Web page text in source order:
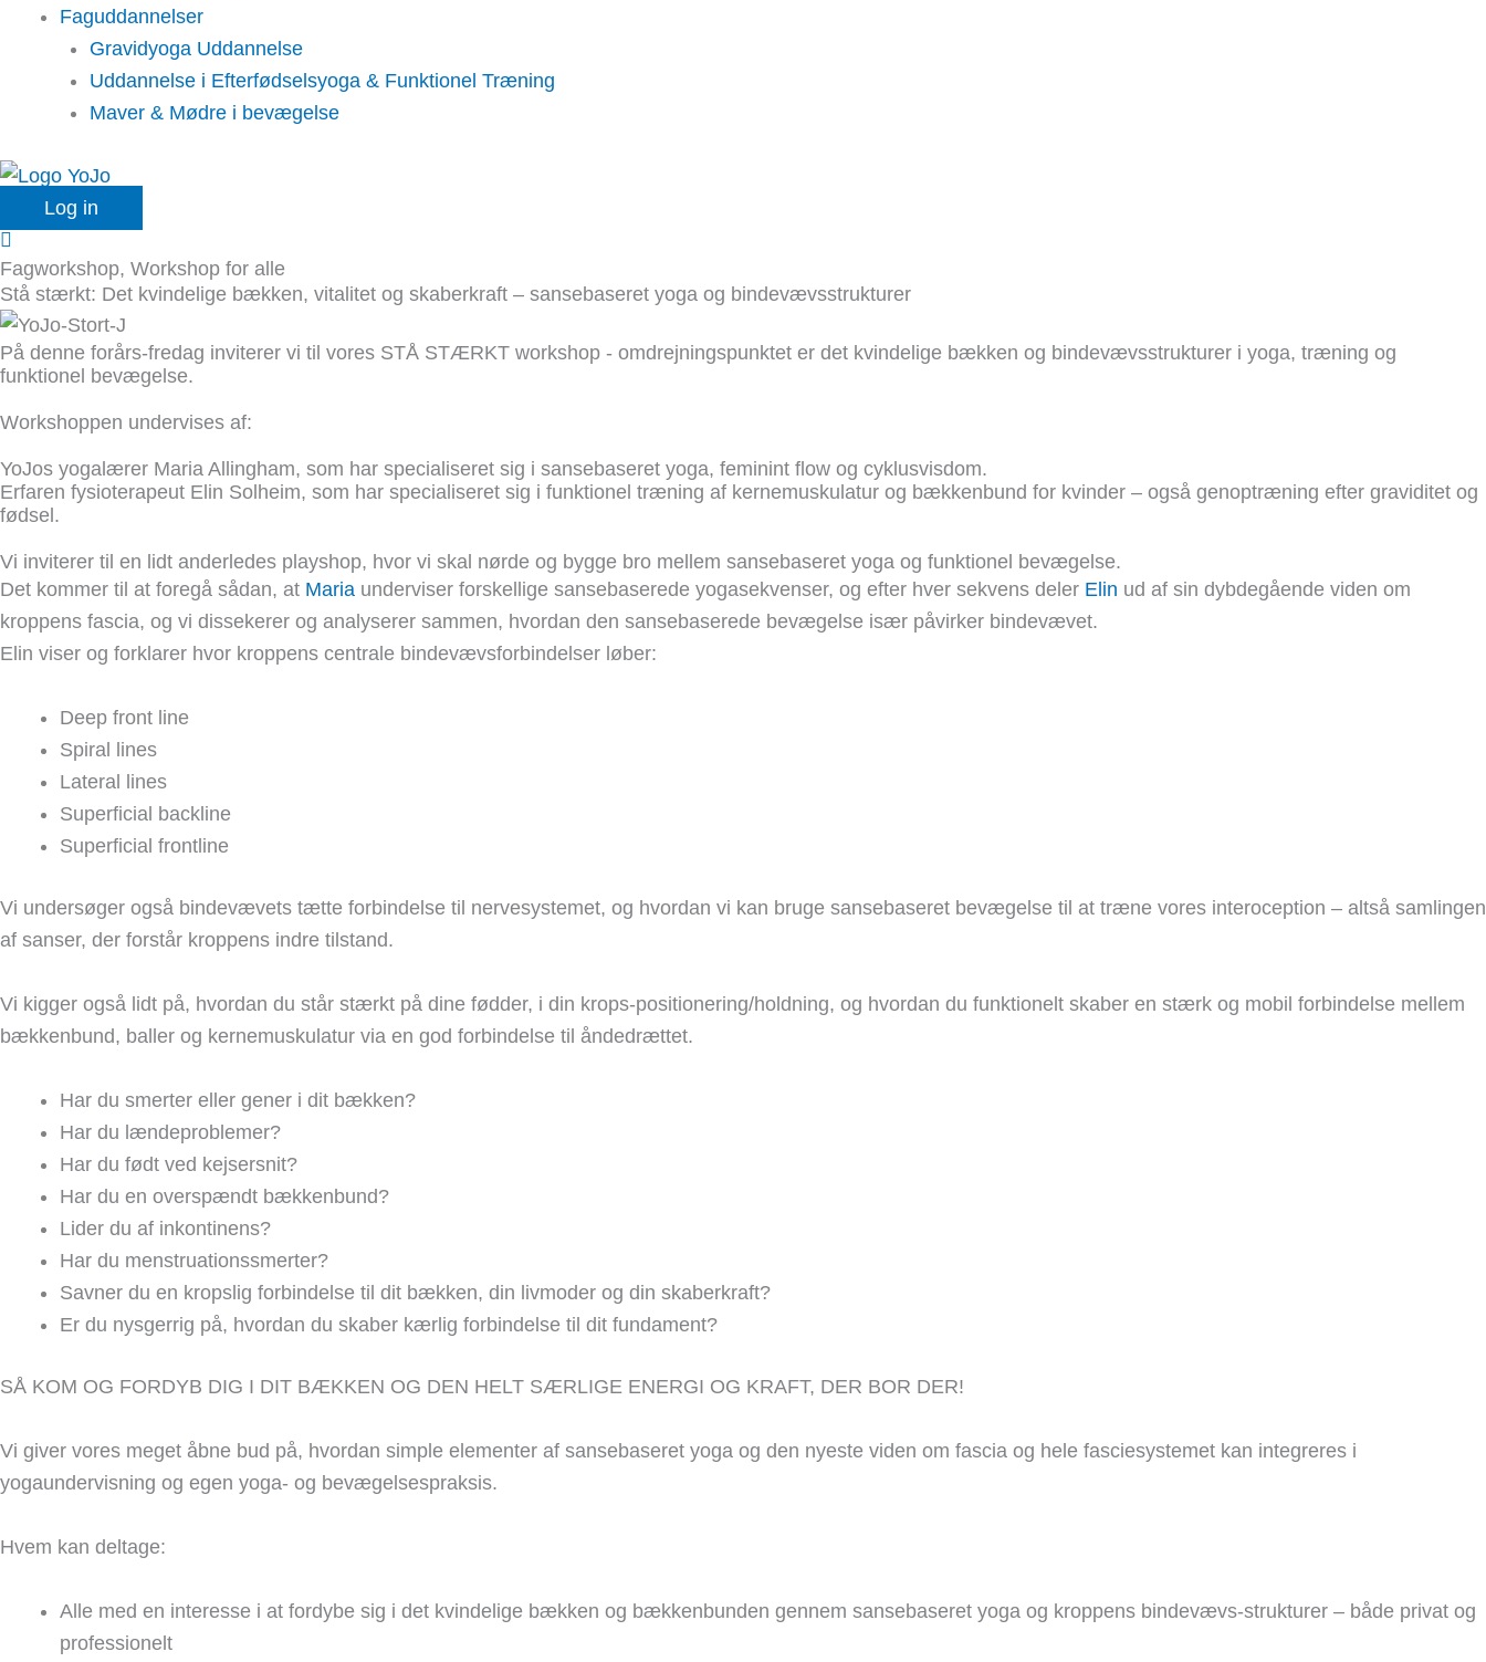
Faguddannelser
Gravidyoga Uddannelse
Uddannelse i Efterfødselsyoga & Funktionel Træning
Maver & Mødre i bevægelse
Log in
Fagworkshop, Workshop for alle
Stå stærkt: Det kvindelige bækken, vitalitet og skaberkraft – sansebaseret yoga og bindevævsstrukturer
På denne forårs-fredag inviterer vi til vores STÅ STÆRKT workshop - omdrejningspunktet er det kvindelige bækken og bindevævsstrukturer i yoga, træning og
funktionel bevægelse.
Workshoppen undervises af:
YoJos yogalærer Maria Allingham, som har specialiseret sig i sansebaseret yoga, feminint flow og cyklusvisdom.
Erfaren fysioterapeut Elin Solheim, som har specialiseret sig i funktionel træning af kernemuskulatur og bækkenbund for kvinder – også genoptræning efter graviditet og
fødsel.
Vi inviterer til en lidt anderledes playshop, hvor vi skal nørde og bygge bro mellem sansebaseret yoga og funktionel bevægelse.
Det kommer til at foregå sådan, at Maria underviser forskellige sansebaserede yogasekvenser, og efter hver sekvens deler Elin ud af sin dybdegående viden om
kroppens fascia, og vi dissekerer og analyserer sammen, hvordan den sansebaserede bevægelse især påvirker bindevævet.
Elin viser og forklarer hvor kroppens centrale bindevævsforbindelser løber:
Deep front line
Spiral lines
Lateral lines
Superficial backline
Superficial frontline
Vi undersøger også bindevævets tætte forbindelse til nervesystemet, og hvordan vi kan bruge sansebaseret bevægelse til at træne vores interoception – altså samlingen
af ​​sanser, der forstår kroppens indre tilstand.
Vi kigger også lidt på, hvordan du står stærkt på dine fødder, i din krops-positionering/holdning, og hvordan du funktionelt skaber en stærk og mobil forbindelse mellem
bækkenbund, baller og kernemuskulatur via en god forbindelse til åndedrættet.
Har du smerter eller gener i dit bækken?
Har du lændeproblemer?
Har du født ved kejsersnit?
Har du en overspændt bækkenbund?
Lider du af inkontinens?
Har du menstruationssmerter?
Savner du en kropslig forbindelse til dit bækken, din livmoder og din skaberkraft?
Er du nysgerrig på, hvordan du skaber kærlig forbindelse til dit fundament?
SÅ KOM OG FORDYB DIG I DIT BÆKKEN OG DEN HELT SÆRLIGE ENERGI OG KRAFT, DER BOR DER!
Vi giver vores meget åbne bud på, hvordan simple elementer af sansebaseret yoga og den nyeste viden om fascia og hele fasciesystemet kan integreres i
yogaundervisning og egen yoga- og bevægelsespraksis.
Hvem kan deltage:
Alle med en interesse i at fordybe sig i det kvindelige bækken og bækkenbunden gennem sansebaseret yoga og kroppens bindevævs-strukturer – både privat og
professionelt